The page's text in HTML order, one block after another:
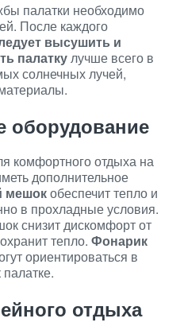
палатки необходимо
После каждого
высушить и
палаткулучше всего в
солнечных лучей,
оборудование
комфортного отдыха на
дополнительное
мешокобеспечит тепло и
в прохладные условия.
снизит дискомфорт от
тепло. Фонарик
ориентироваться в
отдыха